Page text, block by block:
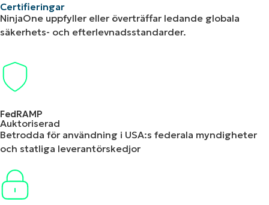
Certifieringar
NinjaOne uppfyller eller överträffar ledande globala
säkerhets- och efterlevnadsstandarder.
FedRAMP
Auktoriserad
Betrodda för användning i USA:s federala myndigheter
och statliga leverantörskedjor